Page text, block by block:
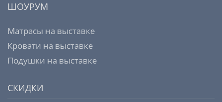
ШОУРУМ
Матрасы на выставке
Кровати на выставке
Подушки на выставке
СКИДКИ